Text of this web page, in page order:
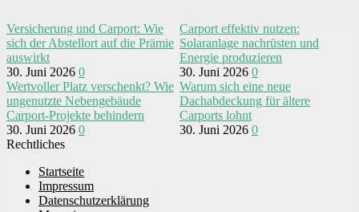
Versicherung und Carport: Wie
sich der Abstellort auf die Prämie
auswirkt
30. Juni 2026 0
Carport effektiv nutzen:
Solaranlage nachrüsten und
Energie produzieren
30. Juni 2026 0
Wertvoller Platz verschenkt? Wie
ungenutzte Nebengebäude
Carport-Projekte behindern
30. Juni 2026 0
Warum sich eine neue
Dachabdeckung für ältere
Carports lohnt
30. Juni 2026 0
Rechtliches
Startseite
Impressum
Datenschutzerklärung